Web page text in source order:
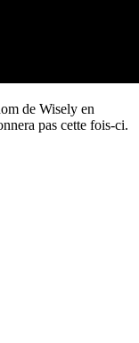
de Wisely en
pas cette fois-ci.